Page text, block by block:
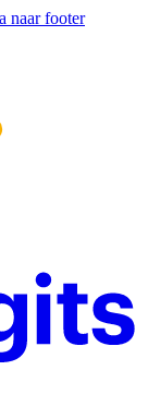
naar footer